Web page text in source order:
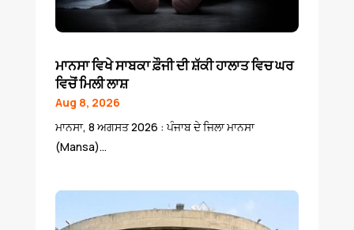
ਮਾਨਸਾ ਵਿਖੇ ਸਾਬਕਾ ਫ਼ੌਜੀ ਦੀ ਸ਼ੱਕੀ ਹਾਲਾਤ ਵਿਚ ਘਰ
ਵਿਚੋਂ ਮਿਲੀ ਲਾਸ਼
Aug 8, 2026
ਮਾਨਸਾ, 8 ਅਗਸਤ 2026 : ਪੰਜਾਬ ਦੇ ਜਿਲਾ ਮਾਨਸਾ
(Mansa)...